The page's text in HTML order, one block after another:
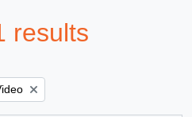
results
filter: